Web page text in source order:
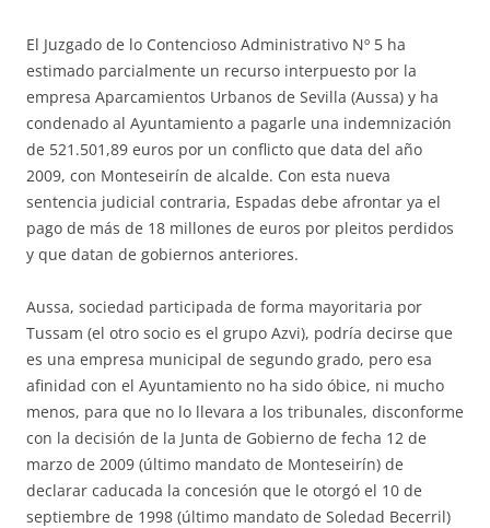
El Juzgado de lo Contencioso Administrativo Nº 5 ha
estimado parcialmente un recurso interpuesto por la
empresa Aparcamientos Urbanos de Sevilla (Aussa) y ha
condenado al Ayuntamiento a pagarle una indemnización
de 521.501,89 euros por un conflicto que data del año
2009, con Monteseirín de alcalde. Con esta nueva
sentencia judicial contraria, Espadas debe afrontar ya el
pago de más de 18 millones de euros por pleitos perdidos
y que datan de gobiernos anteriores.
Aussa, sociedad participada de forma mayoritaria por
Tussam (el otro socio es el grupo Azvi), podría decirse que
es una empresa municipal de segundo grado, pero esa
afinidad con el Ayuntamiento no ha sido óbice, ni mucho
menos, para que no lo llevara a los tribunales, disconforme
con la decisión de la Junta de Gobierno de fecha 12 de
marzo de 2009 (último mandato de Monteseirín) de
declarar caducada la concesión que le otorgó el 10 de
septiembre de 1998 (último mandato de Soledad Becerril)